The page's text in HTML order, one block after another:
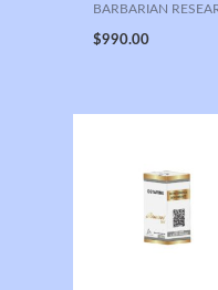
BARBARIAN
$990.00